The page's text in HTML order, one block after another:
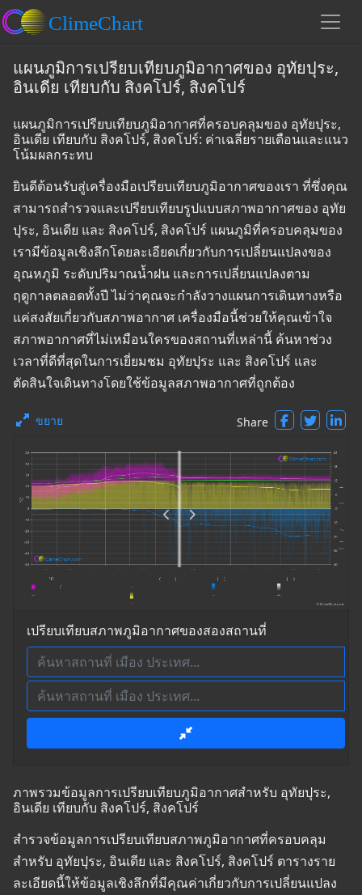
แผนภูมิการเปรียบเทียบภูมิอากาศของ อุทัยปุระ,
อินเดีย เทียบกับ สิงคโปร์, สิงคโปร์
แผนภูมิการเปรียบเทียบภูมิอากาศที่ครอบคลุมของ อุทัยปุระ,
อินเดีย เทียบกับ สิงคโปร์, สิงคโปร์: ค่าเฉลี่ยรายเดือนและแนว
โน้มผลกระทบ
ยินดีต้อนรับสู่เครื่องมือเปรียบเทียบภูมิอากาศของเรา ที่ซึ่งคุณ
สามารถสำรวจและเปรียบเทียบรูปแบบสภาพอากาศของ อุทัย
ปุระ, อินเดีย และ สิงคโปร์, สิงคโปร์ แผนภูมิที่ครอบคลุมของ
เรามีข้อมูลเชิงลึกโดยละเอียดเกี่ยวกับการเปลี่ยนแปลงของ
อุณหภูมิ ระดับปริมาณน้ำฝน และการเปลี่ยนแปลงตาม
ฤดูกาลตลอดทั้งปี ไม่ว่าคุณจะกำลังวางแผนการเดินทางหรือ
แค่สงสัยเกี่ยวกับสภาพอากาศ เครื่องมือนี้ช่วยให้คุณเข้าใจ
สภาพอากาศที่ไม่เหมือนใครของสถานที่เหล่านี้ ค้นหาช่วง
เวลาที่ดีที่สุดในการเยี่ยมชม อุทัยปุระ และ สิงคโปร์ และ
ตัดสินใจเดินทางโดยใช้ข้อมูลสภาพอากาศที่ถูกต้อง
ขยาย Share
เปรียบเทียบสภาพภูมิอากาศของสองสถานที่
ภาพรวมข้อมูลการเปรียบเทียบภูมิอากาศสำหรับ อุทัยปุระ,
อินเดีย เทียบกับ สิงคโปร์, สิงคโปร์
สำรวจข้อมูลการเปรียบเทียบสภาพภูมิอากาศที่ครอบคลุม
สำหรับ อุทัยปุระ, อินเดีย และ สิงคโปร์, สิงคโปร์ ตารางราย
ละเอียดนี้ให้ข้อมูลเชิงลึกที่มีคุณค่าเกี่ยวกับการเปลี่ยนแปลง